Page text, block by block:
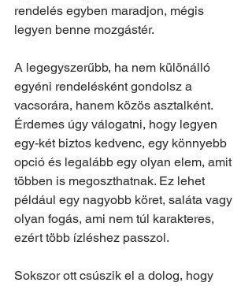
rendelés egyben maradjon, mégis
legyen benne mozgástér.
A legegyszerűbb, ha nem különálló
egyéni rendelésként gondolsz a
vacsorára, hanem közös asztalként.
Érdemes úgy válogatni, hogy legyen
egy-két biztos kedvenc, egy könnyebb
opció és legalább egy olyan elem, amit
többen is megoszthatnak. Ez lehet
például egy nagyobb köret, saláta vagy
olyan fogás, ami nem túl karakteres,
ezért több ízléshez passzol.
Sokszor ott csúszik el a dolog, hogy